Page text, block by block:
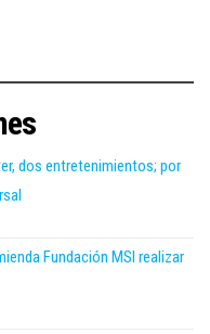
dos entretenimientos; por
Fundación MSI realizar